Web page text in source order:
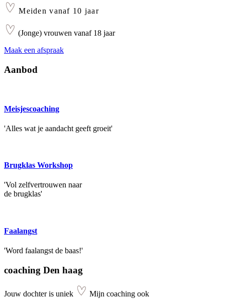
Meiden vanaf 10 jaar
(Jonge) vrouwen vanaf 18 jaar
Maak een afspraak
Aanbod
Meisjescoaching
'Alles wat je aandacht geeft groeit'
Brugklas Workshop
'Vol zelfvertrouwen naar
de brugklas'
Faalangst
'Word faalangst de baas!'
coaching Den haag
Jouw dochter is uniek
Mijn coaching ook